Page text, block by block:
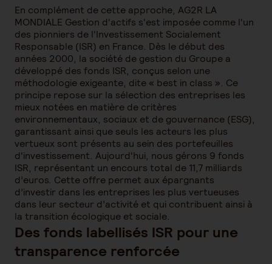
En complément de cette approche, AG2R LA
MONDIALE Gestion d'actifs s'est imposée comme l'un
des pionniers de l'Investissement Socialement
Responsable (ISR) en France. Dès le début des
années 2000, la société de gestion du Groupe a
développé des fonds ISR, conçus selon une
méthodologie exigeante, dite « best in class ». Ce
principe repose sur la sélection des entreprises les
mieux notées en matière de critères
environnementaux, sociaux et de gouvernance (ESG),
garantissant ainsi que seuls les acteurs les plus
vertueux sont présents au sein des portefeuilles
d'investissement. Aujourd'hui, nous gérons 9 fonds
ISR, représentant un encours total de 11,7 milliards
d’euros. Cette offre permet aux épargnants
d’investir dans les entreprises les plus vertueuses
dans leur secteur d’activité et qui contribuent ainsi à
la transition écologique et sociale.
Des fonds labellisés ISR pour une
transparence renforcée